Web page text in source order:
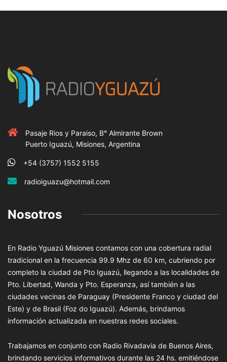
Pasaje Rios y Paraiso, B° Almirante Brown
Puerto Iguazú, Misiones, Argentina
+54 (3757) 1552 5155
radioiguazu@hotmail.com
Nosotros
En Radio Yguazú Misiones contamos con una cobertura radial
tradicional en la frecuencia 99.9 Mhz de 60 km, cubriendo por
completo la ciudad de Pto Iguazú, llegando a las localidades de
Pto. Libertad, Wanda y Pto. Esperanza, así también a las
ciudades vecinas de Paraguay (Presidente Franco y ciudad del
Este) y de Brasil (Foz do Iguazú). Además, brindamos
información actualizada en nuestras redes sociales.
Trabajamos en conjunto con Radio Rivadavia de Buenos Aires,
brindando servicios informativos durante las 24 hs. emitiéndose